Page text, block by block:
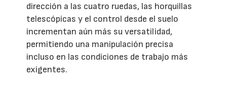
dirección a las cuatro ruedas, las horquillas
telescópicas y el control desde el suelo
incrementan aún más su versatilidad,
permitiendo una manipulación precisa
incluso en las condiciones de trabajo más
exigentes.